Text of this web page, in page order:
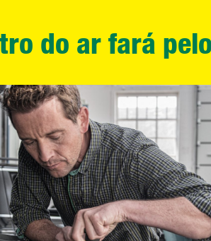
do ar fará